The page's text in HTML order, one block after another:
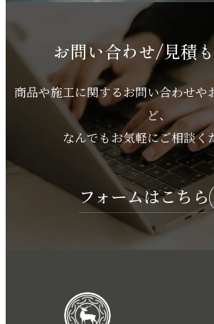
お問い合わせ/見積
商品や施工に関するお問い合わせや
ど、
なんでもお気軽にご相談く
フォームはこちら